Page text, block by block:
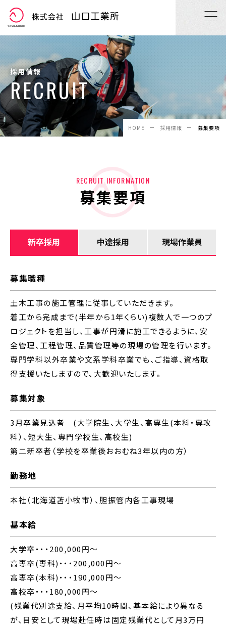
採用情報
RECRUIT
HOME 採用情報 募集要項
RECRUIT INFORMATION
募集要項
新卒採用 中途採用 現場作業員
募集職種
土木工事の施工管理に従事していただきます。
着工から完成まで(半年から1年くらい)複数人で一つのプ
ロジェクトを担当し、工事が円滑に施工できるように、安
全管理、工程管理、品質管理等の現場の管理を行います。
専門学科以外卒業や文系学科卒業でも、ご指導、資格取
得支援いたしますので、大歓迎いたします。
募集対象
3月卒業見込者 (大学院生、大学生、高専生(本科・専攻
科）、短大生、専門学校生、高校生)
第二新卒者（学校を卒業後おおむね3年以内の方）
勤務地
本社（北海道苫小牧市）、胆振管内各工事現場
基本給
大学卒・・・200,000円～
高専卒(専科)・・・200,000円～
高専卒(本科)・・・190,000円～
高校卒・・・180,000円～
(残業代別途支給、月平均10時間、基本給により異なる
が、目安として現場赴任時は固定残業代として月3万円